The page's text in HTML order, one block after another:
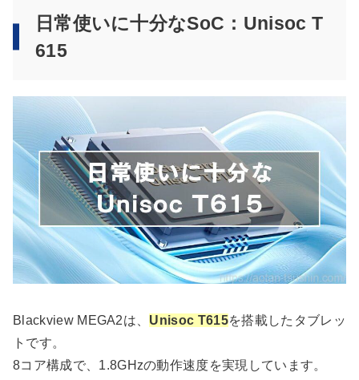
日常使いに十分なSoC：Unisoc T
615
Blackview MEGA2は、 Unisoc T615を搭載したタブレッ
トです。
8コア構成で、1.8GHzの動作速度を実現しています。